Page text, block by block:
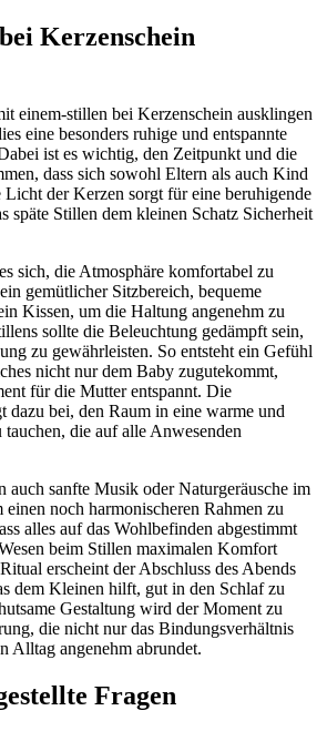
Kerzenschein
einem-stillen bei Kerzenschein ausklingen
eine besonders ruhige und entspannte
ist es wichtig, den Zeitpunkt und die
dass sich sowohl Eltern als auch Kind
der Kerzen sorgt für eine beruhigende
späte Stillen dem kleinen Schatz Sicherheit
sich, die Atmosphäre komfortabel zu
gemütlicher Sitzbereich, bequeme
Kissen, um die Haltung angenehm zu
sollte die Beleuchtung gedämpft sein,
zu gewährleisten. So entsteht ein Gefühl
nicht nur dem Baby zugutekommt,
für die Mutter entspannt. Die
dazu bei, den Raum in eine warme und
die auf alle Anwesenden
auch sanfte Musik oder Naturgeräusche im
noch harmonischeren Rahmen zu
alles auf das Wohlbefinden abgestimmt
beim Stillen maximalen Komfort
erscheint der Abschluss des Abends
dem Kleinen hilft, gut in den Schlaf zu
Gestaltung wird der Moment zu
die nicht nur das Bindungsverhältnis
Alltag angenehm abrundet.
Fragen